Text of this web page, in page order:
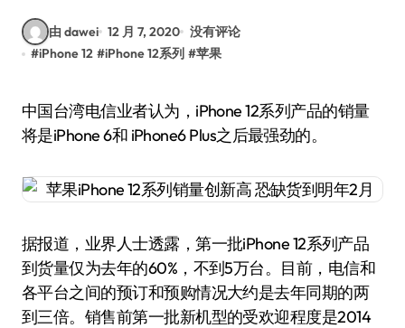
由 dawei 12 月 7, 2020 没有评论
#iPhone 12 #iPhone 12系列 #苹果
中国台湾电信业者认为，iPhone 12系列产品的销量
将是iPhone 6和 iPhone6 Plus之后最强劲的。
据报道，业界人士透露，第一批iPhone 12系列产品
到货量仅为去年的60%，不到5万台。目前，电信和
各平台之间的预订和预购情况大约是去年同期的两
到三倍。销售前第一批新机型的受欢迎程度是2014